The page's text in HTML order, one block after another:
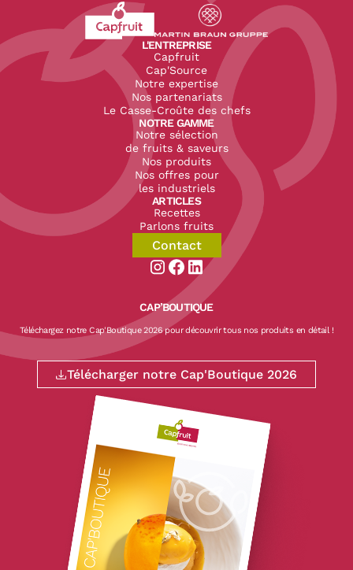
Revenir à l'accueil du site CapFruit.com
Voir le site du groupe
L'ENTREPRISE
Capfruit
Cap'Source
Notre expertise
Nos partenariats
Le Casse-Croûte des chefs
NOTRE GAMME
Notre sélection
de fruits & saveurs
Nos produits
Nos offres pour
les industriels
ARTICLES
Recettes
Parlons fruits
Contact
Aller sur la page instagram de
Aller sur la page facebook de
Aller sur la page linkedin de
CAP’BOUTIQUE
Téléchargez notre Cap'Boutique 2026 pour découvrir tous nos produits en détail !
Télécharger notre Cap'Boutique 2026